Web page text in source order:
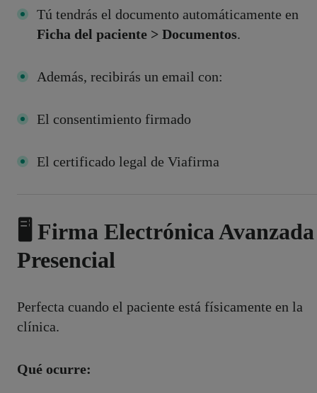
Tú tendrás el documento automáticamente en
Ficha del paciente > Documentos.
Además, recibirás un email con:
El consentimiento firmado
El certificado legal de Viafirma
🖥️ Firma Electrónica Avanzada
Presencial
Perfecta cuando el paciente está físicamente en la
clínica.
Qué ocurre: